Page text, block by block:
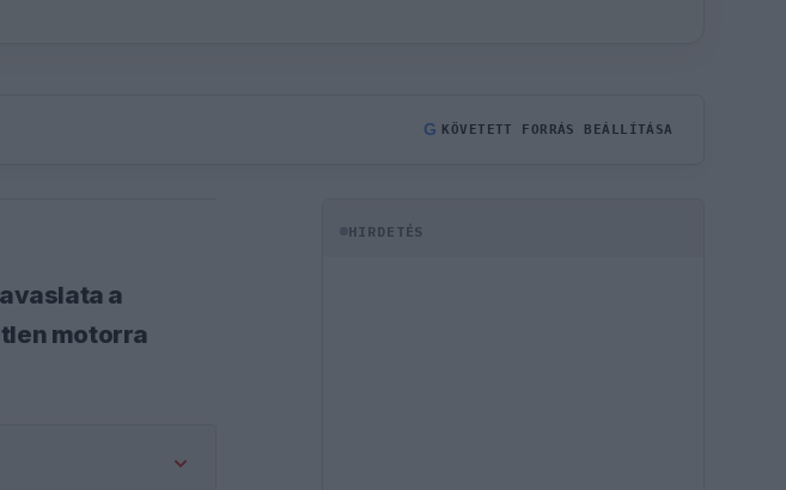
G KÖVETETT FORRÁS BEÁLLÍTÁSA
a
motorra
HIRDETÉS